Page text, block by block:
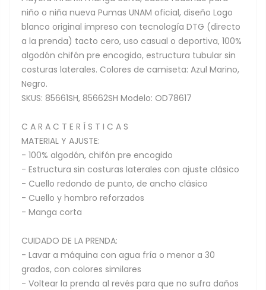
niño o niña nueva Pumas UNAM oficial, diseño Logo
blanco original impreso con tecnología DTG (directo
a la prenda) tacto cero, uso casual o deportiva, 100%
algodón chifón pre encogido, estructura tubular sin
costuras laterales. Colores de camiseta: Azul Marino,
Negro.
SKUS: 85661SH, 85662SH Modelo: OD78617
C A R A C T E R Í S T I C A S
MATERIAL Y AJUSTE:
- 100% algodón, chifón pre encogido
- Estructura sin costuras laterales con ajuste clásico
- Cuello redondo de punto, de ancho clásico
- Cuello y hombro reforzados
- Manga corta
CUIDADO DE LA PRENDA:
- Lavar a máquina con agua fría o menor a 30
grados, con colores similares
- Voltear la prenda al revés para que no sufra daños